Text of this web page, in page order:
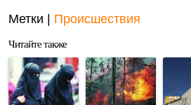
Метки | Происшествия
Читайте также